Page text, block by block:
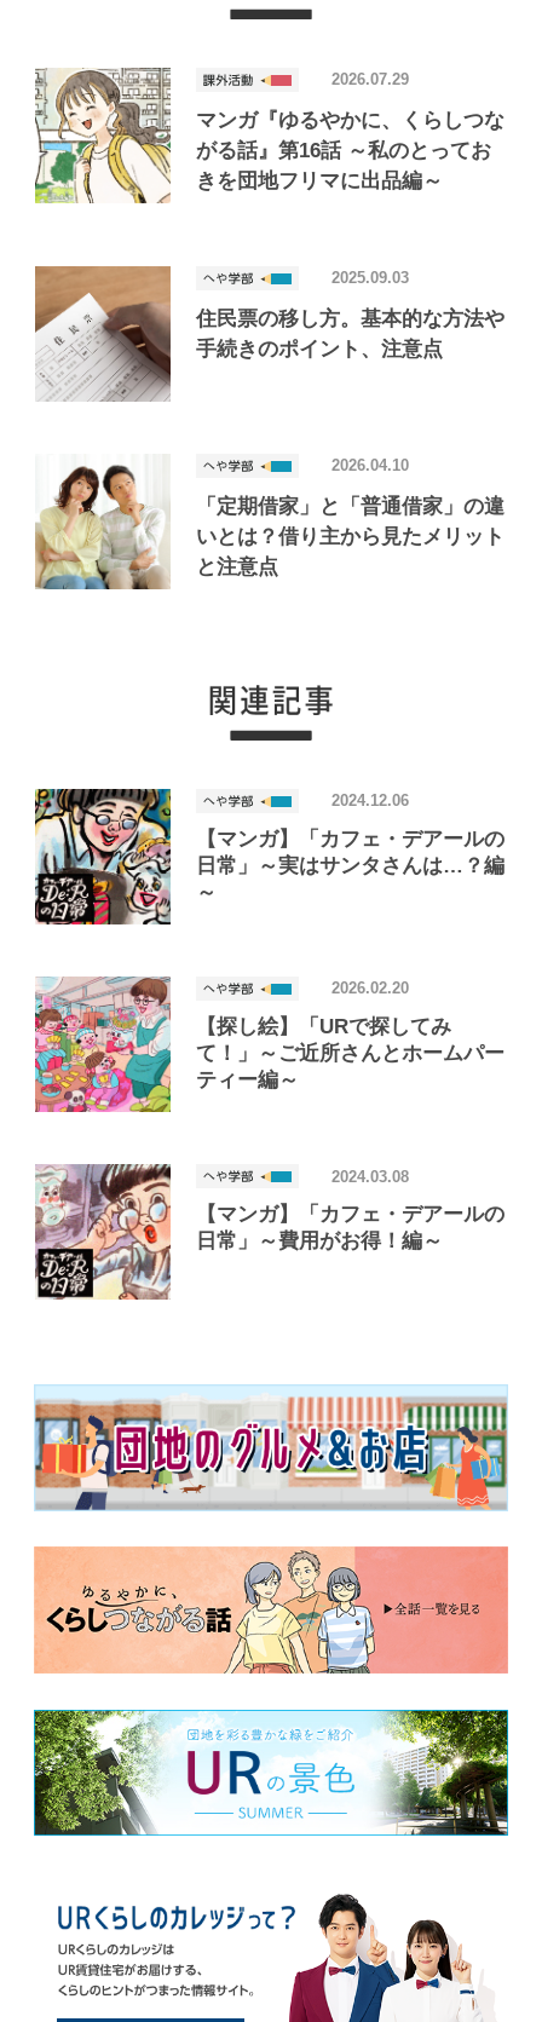
マンガ『ゆるやかに、くらしつな
がる話』第16話 ～私のとってお
きを団地フリマに出品編～
2026.07.29
住民票の移し方。基本的な方法や
手続きのポイント、注意点
2025.09.03
「定期借家」と「普通借家」の違
いとは？借り主から見たメリット
と注意点
2026.04.10
【マンガ】「カフェ・デアールの
日常」～実はサンタさんは…？編
～
2024.12.06
【探し絵】「URで探してみ
て！」～ご近所さんとホームパー
ティー編～
2026.02.20
【マンガ】「カフェ・デアールの
日常」～費用がお得！編～
2024.03.08